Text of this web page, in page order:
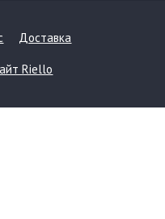
Доставка
Riello